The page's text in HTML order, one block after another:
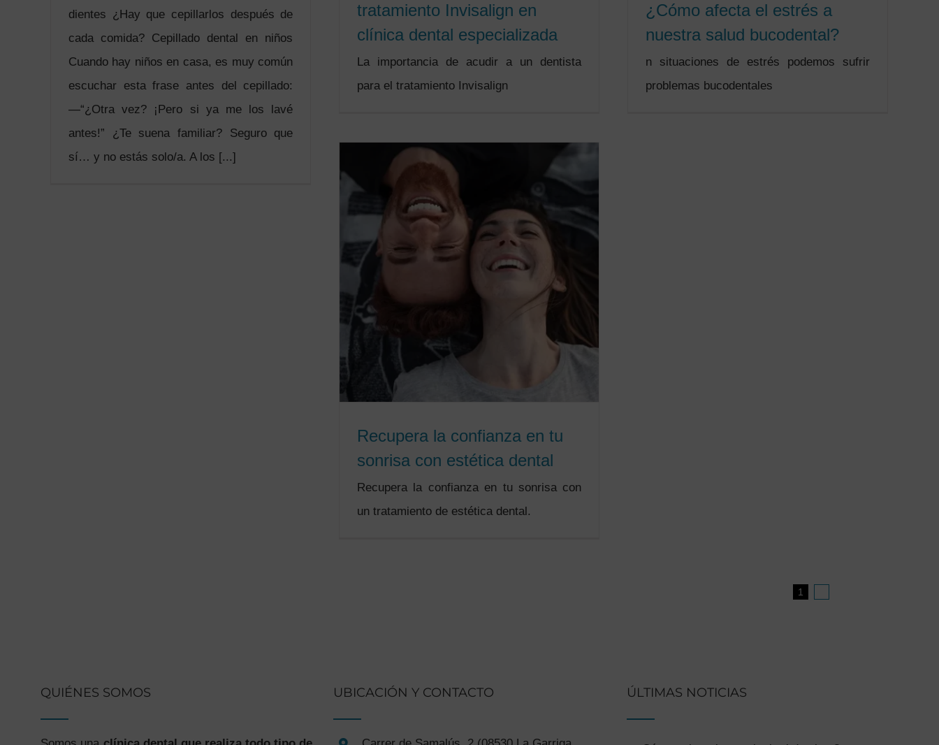
dientes ¿Hay que cepillarlos después de
cada comida? Cepillado dental en niños
Cuando hay niños en casa, es muy común
escuchar esta frase antes del cepillado:
—“¿Otra vez? ¡Pero si ya me los lavé
antes!” ¿Te suena familiar? Seguro que
sí… y no estás solo/a. A los [...]
tratamiento Invisalign en
clínica dental especializada
La importancia de acudir a un dentista
para el tratamiento Invisalign
¿Cómo afecta el estrés a
nuestra salud bucodental?
n situaciones de estrés podemos sufrir
problemas bucodentales
Recupera la confianza en tu
sonrisa con estética dental
Recupera la confianza en tu sonrisa con
un tratamiento de estética dental.
1
QUIÉNES SOMOS UBICACIÓN Y CONTACTO ÚLTIMAS NOTICIAS